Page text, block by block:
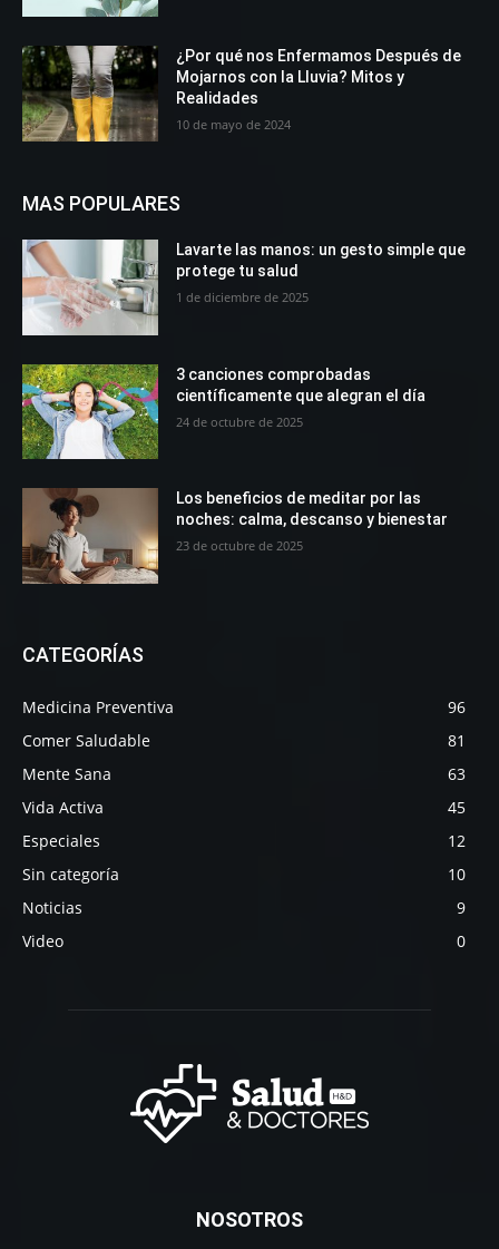
¿Por qué nos Enfermamos Después de
Mojarnos con la Lluvia? Mitos y
Realidades
10 de mayo de 2024
MAS POPULARES
Lavarte las manos: un gesto simple que
protege tu salud
1 de diciembre de 2025
3 canciones comprobadas
científicamente que alegran el día
24 de octubre de 2025
Los beneficios de meditar por las
noches: calma, descanso y bienestar
23 de octubre de 2025
CATEGORÍAS
Medicina Preventiva
96
Comer Saludable
81
Mente Sana
63
Vida Activa
45
Especiales
12
Sin categoría
10
Noticias
9
Video
0
NOSOTROS